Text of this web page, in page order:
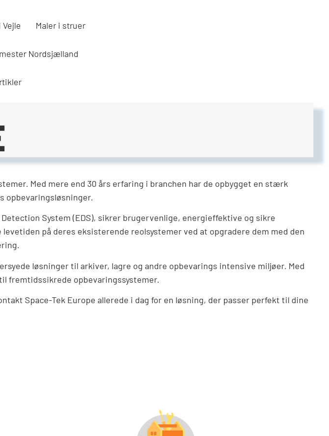
Vejle Maler i struer
Nordsjælland
Med mere end 30 års erfaring i branchen har de opbygget en stærk
opbevaringsløsninger.
System (EDS), sikrer brugervenlige, energieffektive og sikre
på deres eksisterende reolsystemer ved at opgradere dem med den
løsninger til arkiver, lagre og andre opbevarings intensive miljøer. Med
fremtidssikrede opbevaringssystemer.
Space-Tek Europe allerede i dag for en løsning, der passer perfekt til dine